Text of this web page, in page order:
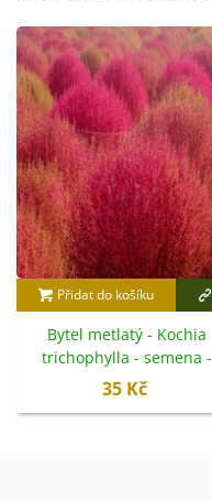
Přidat do košíku
Bytel metlatý - Kochia
trichophylla - semena -
100 ks
35 Kč